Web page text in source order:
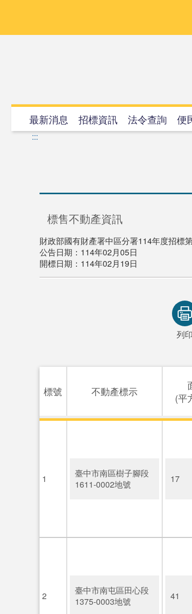
要
最新消息 招標資訊 法令查詢 便
:::
標售不動產資訊
財政部國有財產署中區分署114年度招標
公告日期：114年02月05日
開標日期：114年02月19日
列印
標號 不動產標示
(平
1
臺中市南區樹子腳段
1611-0002地號
17
2
臺中市南屯區田心段
1375-0003地號
41